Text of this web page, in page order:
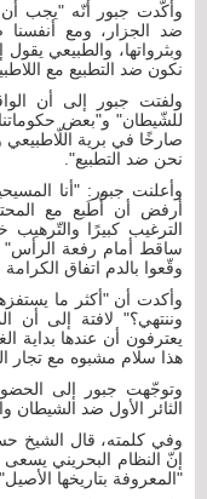
وأكّدت جبور أنّه "يجب
ضد الجزار، ومع أنفسنا
وبثرواتها، والطبيعي
نكون ضد التطبيع مع
ولفتت جبور إلى أن
للشّيطان" و"بعض
صارخًا في برية
نحن ضد التطبيع".
وأعلنت جبور: "أنا
أرفض أن أُطَبع مع
الترغيب كبيرًا والتّرهيب
ساقط أمام رفعة الرأس"
وقّعوا بالدم اتفاق
وأكدت أن "أكثر ما
وننتهي؟" لافتة إلى أن
يعترفون أن عندها بداية
هذا سلام مشبوه مع تجار
وتوجّهت جبور إلى
الثائر الأول ضد الشيطان
وفي كلمته، قال الشيخ
إنّ النظام البحريني يسعى
"المعروفة بتاريخها الأصيل".